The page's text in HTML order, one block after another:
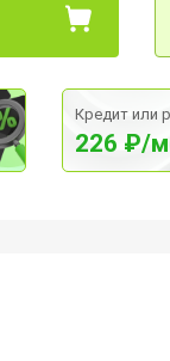
Кредит или
226 ₽/